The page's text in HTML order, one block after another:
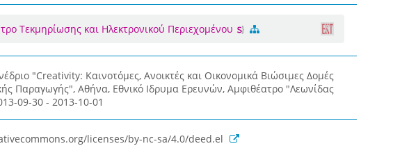
Τεκμηρίωσης και Ηλεκτρονικού Περιεχομένου
"Creativity: Καινοτόμες, Ανοικτές και Οικονομικά Βιώσιμες Δομές
Παραγωγής", Αθήνα, Εθνικό Ιδρυμα Ερευνών, Αμφιθέατρο "Λεωνίδας
09-30 - 2013-10-01
licenses/by-nc-sa/4.0/deed.el